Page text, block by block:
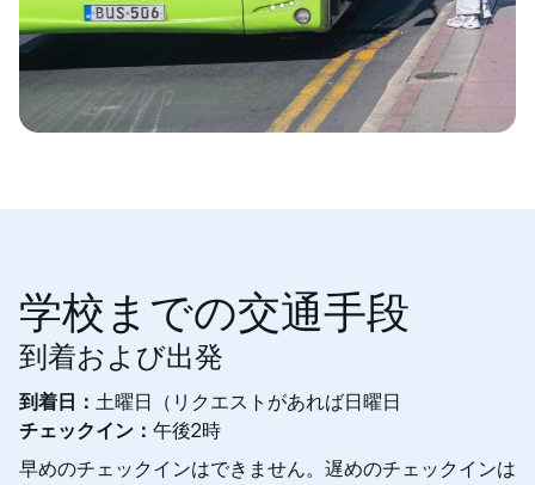
学校までの交通手段
到着および出発
到着日： 土曜日（リクエストがあれば日曜日
チェックイン： 午後2時
早めのチェックインはできません。遅めのチェックインは